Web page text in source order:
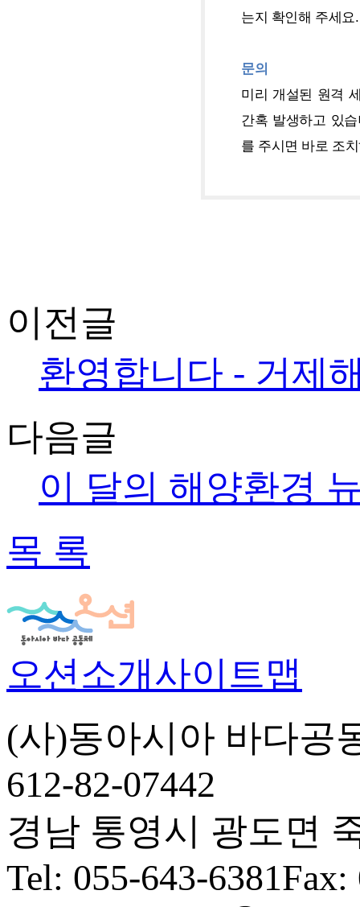
는지 확인해 주세요.
문의
미리 개설된 원격
간혹 발생하고 있
를 주시면 바로 조
이전글
환영합니다 - 거제
다음글
이 달의 해양환경
목 록
오션소개사이트맵
(사)동아시아 바다공
612-82-07442
경남 통영시 광도면
Tel: 055-643-6381Fax: